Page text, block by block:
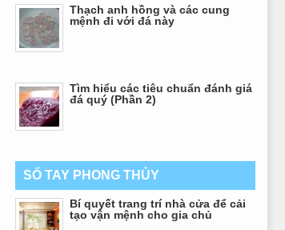
Thạch anh hồng và các cung
mệnh đi với đá này
Tìm hiểu các tiêu chuẩn đánh giá
đá quý (Phần 2)
SỔ TAY PHONG THỦY
Bí quyết trang trí nhà cửa để cải
tạo vận mệnh cho gia chủ